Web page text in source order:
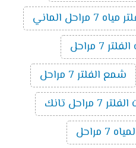
مياه 7 مراحل الماني
7 مراحل
شمع الفلتر 7 مراحل
تانك
مراحل